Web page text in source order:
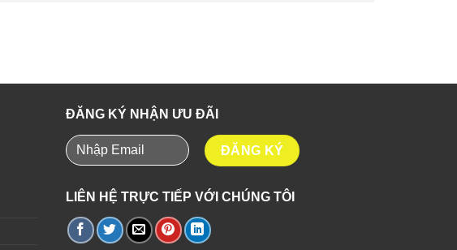
ĐĂNG KÝ NHẬN ƯU ĐÃI
LIÊN HỆ TRỰC TIẾP VỚI CHÚNG TÔI